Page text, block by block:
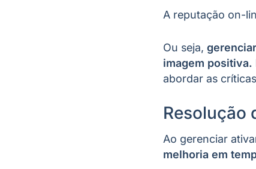
A reputação on-
Ou seja,
imagem positiva.
abordar as
Resolução
Ao gerenciar
melhoria em